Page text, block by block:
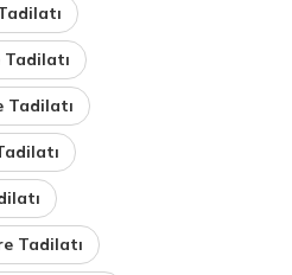
Tadilatı
Tadilatı
Tadilatı